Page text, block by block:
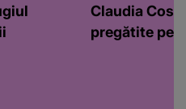
Claudia
pregătite